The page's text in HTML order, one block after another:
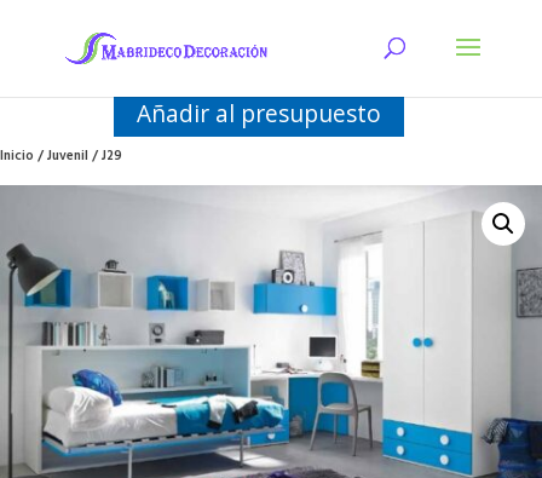
Añadir al presupuesto
Inicio/Juvenil/ J29